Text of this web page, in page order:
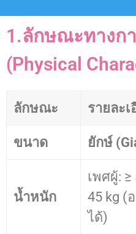
1.ลักษณะทางก
(Physical
ลักษณะ รายละเ
ขนาด ยักษ์
น้ำหนัก
เพศผู้: ≥
45 kg (
ได้)